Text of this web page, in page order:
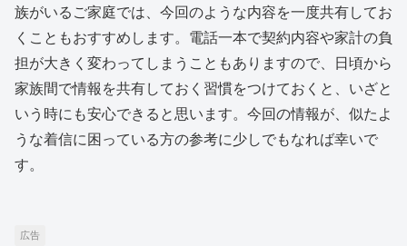
族がいるご家庭では、今回のような内容を一度共有してお
くこともおすすめします。電話一本で契約内容や家計の負
担が大きく変わってしまうこともありますので、日頃から
家族間で情報を共有しておく習慣をつけておくと、いざと
いう時にも安心できると思います。今回の情報が、似たよ
うな着信に困っている方の参考に少しでもなれば幸いで
す。
広告